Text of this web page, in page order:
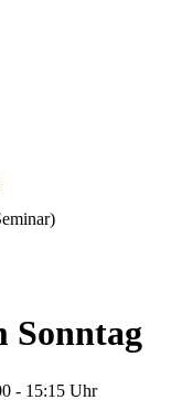
Sonntag
- 15:15 Uhr